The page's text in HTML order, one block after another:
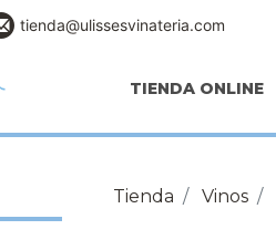
tienda@ulissesvinateria.com
TIENDA ONLINE
Tienda Vinos